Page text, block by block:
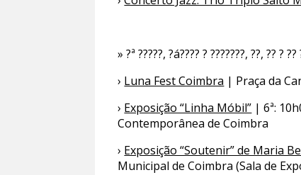
» ?ª ?????, ?á???? ? ???????, ??, ?? ? ??
› Luna Fest Coimbra | Praça da
› Exposição “Linha Móbil” | 6ª:
Contemporânea de Coimbra
› Exposição “Soutenir” de Maria
Municipal de Coimbra (Sala de